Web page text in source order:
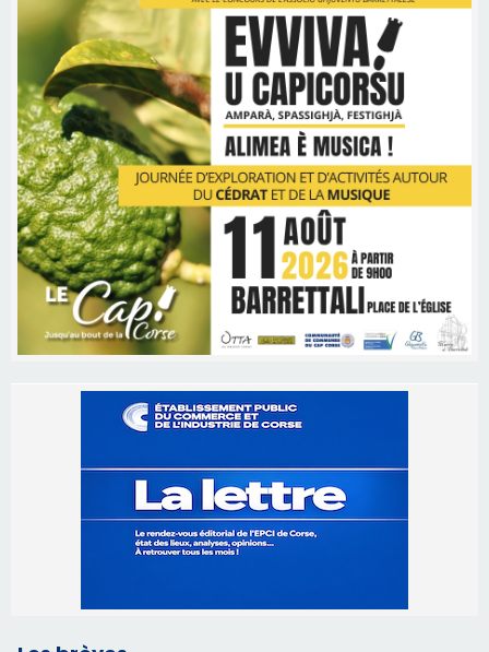
06/08/2026 15:57
Ucciani – Marché des producteurs à Cruculi le
Corte – L’association A Nuciola organise une
projection sous les étoiles